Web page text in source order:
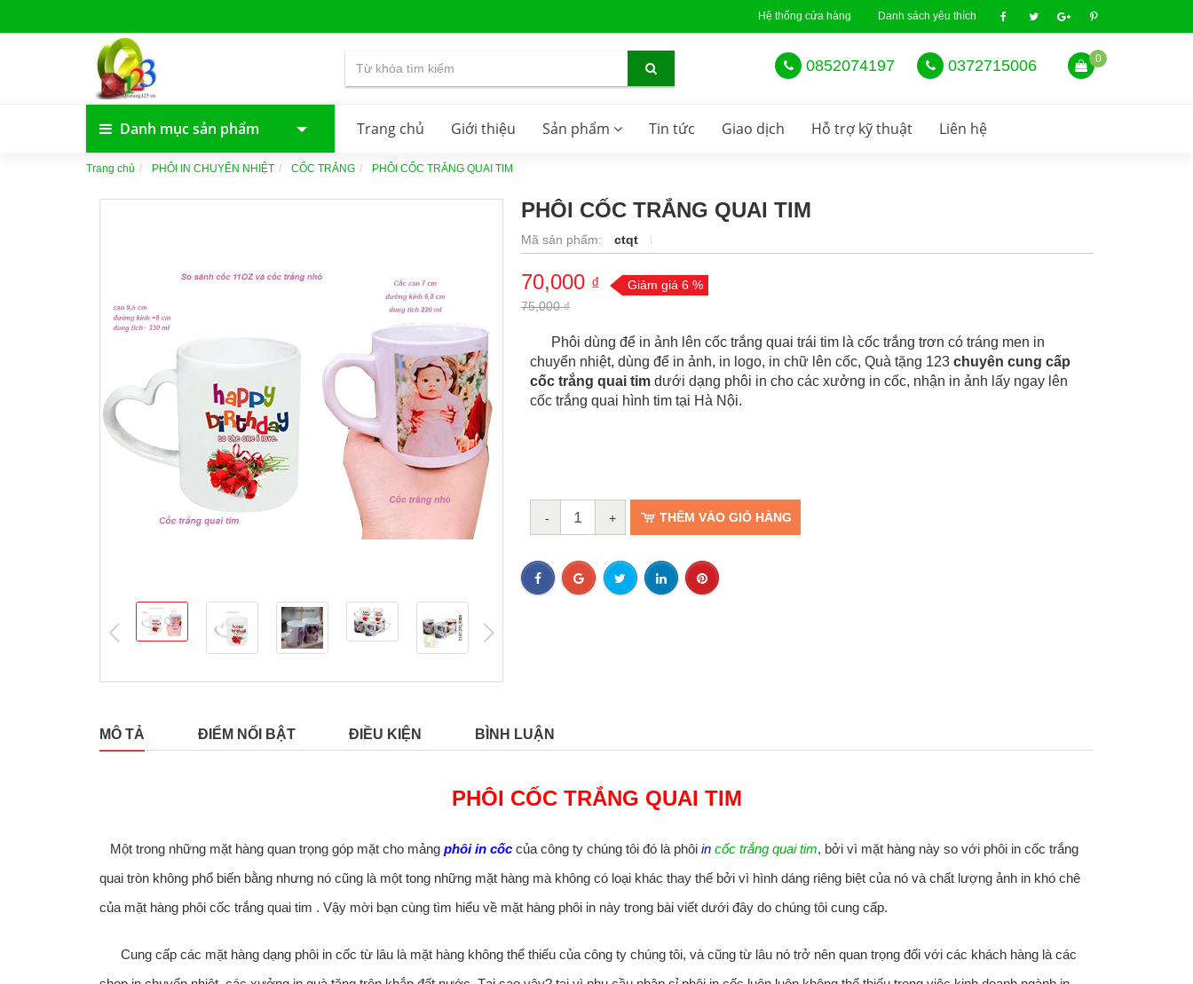
Hệ thống cửa hàng Danh sách yêu thích
0
0372715006
0852074197
Danh mục sản phẩm Trang chủ Giới thiệu Sản phẩm Tin tức Giao dịch Hỗ trợ kỹ thuật Liên hệ
Trang chủ PHÔI IN CHUYỂN NHIỆT CỐC TRẮNG PHÔI CỐC TRẮNG QUAI TIM
prev
PHÔI CỐC TRẮNG QUAI TIM
Mã sản phẩm: ctqt
70,000 ₫
Giảm giá 6 %
75,000 ₫
Phôi dùng để in ảnh lên cốc trắng quai trái tim là cốc trắng trơn có tráng men in
chuyển nhiệt, dùng để in ảnh, in logo, in chữ lên cốc, Quà tặng 123 chuyên cung cấp
cốc trắng quai timdưới dạng phôi in cho các xưởng in cốc, nhận in ảnh lấy ngay lên
cốc trắng quai hình tim tại Hà Nội.
- + THÊM VÀO GIỎ HÀNG
MÔ TẢ ĐIỂM NỔI BẬT ĐIỀU KIỆN BÌNH LUẬN
PHÔI CỐC TRẮNG QUAI TIM
Một trong những mặt hàng quan trọng góp mặt cho mảng phôi in cốccủa công ty chúng tôi đó là phôi in cốc trắng quai tim, bởi vì mặt hàng này so với phôi in cốc trắng
quai tròn không phổ biến bằng nhưng nó cũng là một tong những mặt hàng mà không có loại khác thay thế bởi vì hình dáng riêng biệt của nó và chất lượng ảnh in khó chê
của mặt hàng phôi cốc trắng quai tim . Vậy mời bạn cùng tìm hiểu về mặt hàng phôi in này trong bài viết dưới đây do chúng tôi cung cấp.
Cung cấp các mặt hàng dạng phôi in cốc từ lâu là mặt hàng không thể thiếu của công ty chúng tôi, và cũng từ lâu nó trở nên quan trọng đối với các khách hàng là các